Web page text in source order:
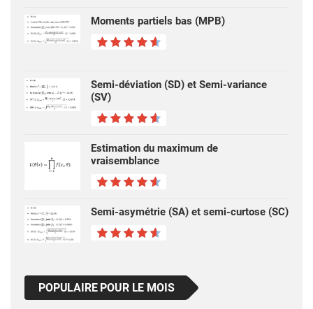
Moments partiels bas (MPB)
Semi-déviation (SD) et Semi-variance
(SV)
Estimation du maximum de
vraisemblance
Semi-asymétrie (SA) et semi-curtose (SC)
POPULAIRE POUR LE MOIS